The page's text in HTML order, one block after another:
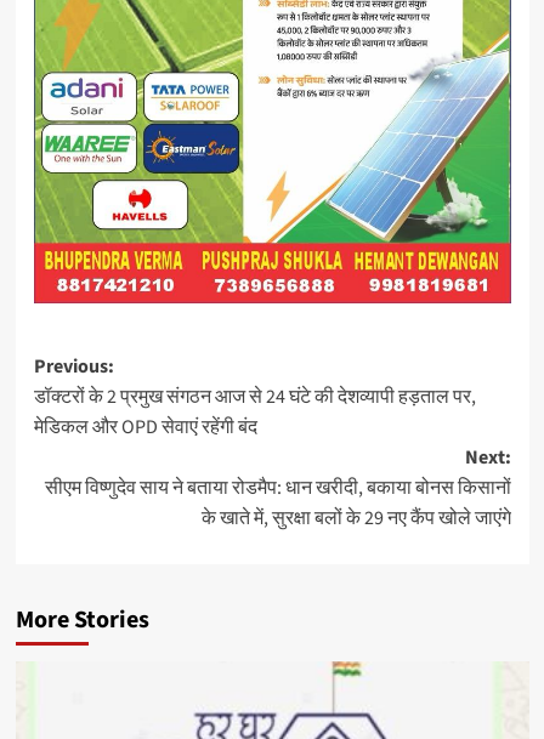
Post
navigation
Previous:
डॉक्टरों के 2 प्रमुख संगठन आज से 24 घंटे की देशव्यापी हड़ताल पर,
मेडिकल और OPD सेवाएं रहेंगी बंद
Next:
सीएम विष्णुदेव साय ने बताया रोडमैप: धान खरीदी, बकाया बोनस किसानों
के खाते में, सुरक्षा बलों के 29 नए कैंप खोले जाएंगे
More Stories